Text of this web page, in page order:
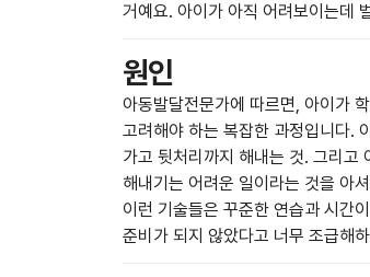
거예요. 아이가 아직 어려보이는데
원인
아동발달전문가에 따르면, 아이가
고려해야 하는 복잡한 과정입니다.
가고 뒷처리까지 해내는 것. 그리고
해내기는 어려운 일이라는 것을 아
이런 기술들은 꾸준한 연습과 시간
준비가 되지 않았다고 너무 조급해